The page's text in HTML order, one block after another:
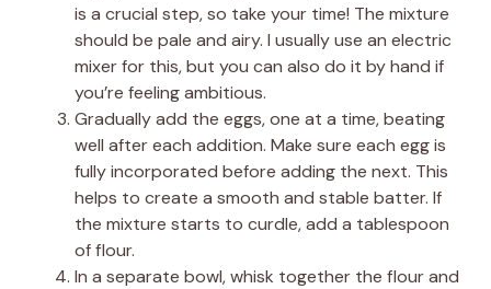
is a crucial step, so take your time! The mixture
should be pale and airy. I usually use an electric
mixer for this, but you can also do it by hand if
you’re feeling ambitious.
Gradually add the eggs, one at a time, beating
well after each addition. Make sure each egg is
fully incorporated before adding the next. This
helps to create a smooth and stable batter. If
the mixture starts to curdle, add a tablespoon
of flour.
In a separate bowl, whisk together the flour and